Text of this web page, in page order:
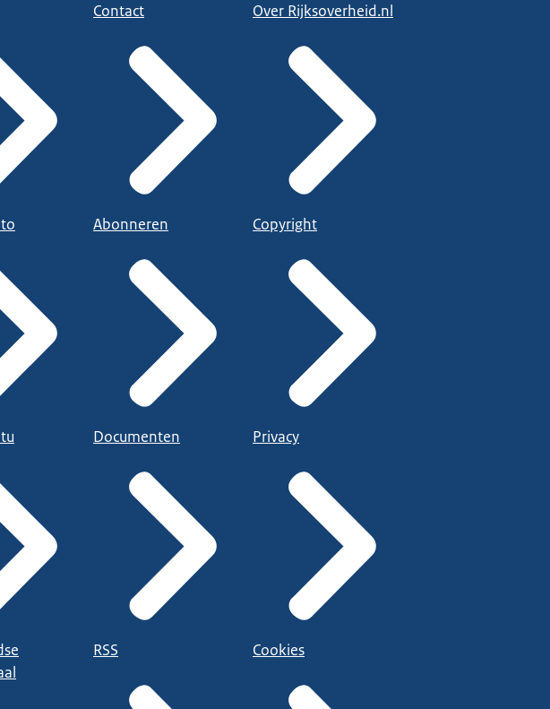
Contact
Abonneren
Documenten
RSS
Over Rijksoverheid.nl
Copyright
Privacy
Cookies